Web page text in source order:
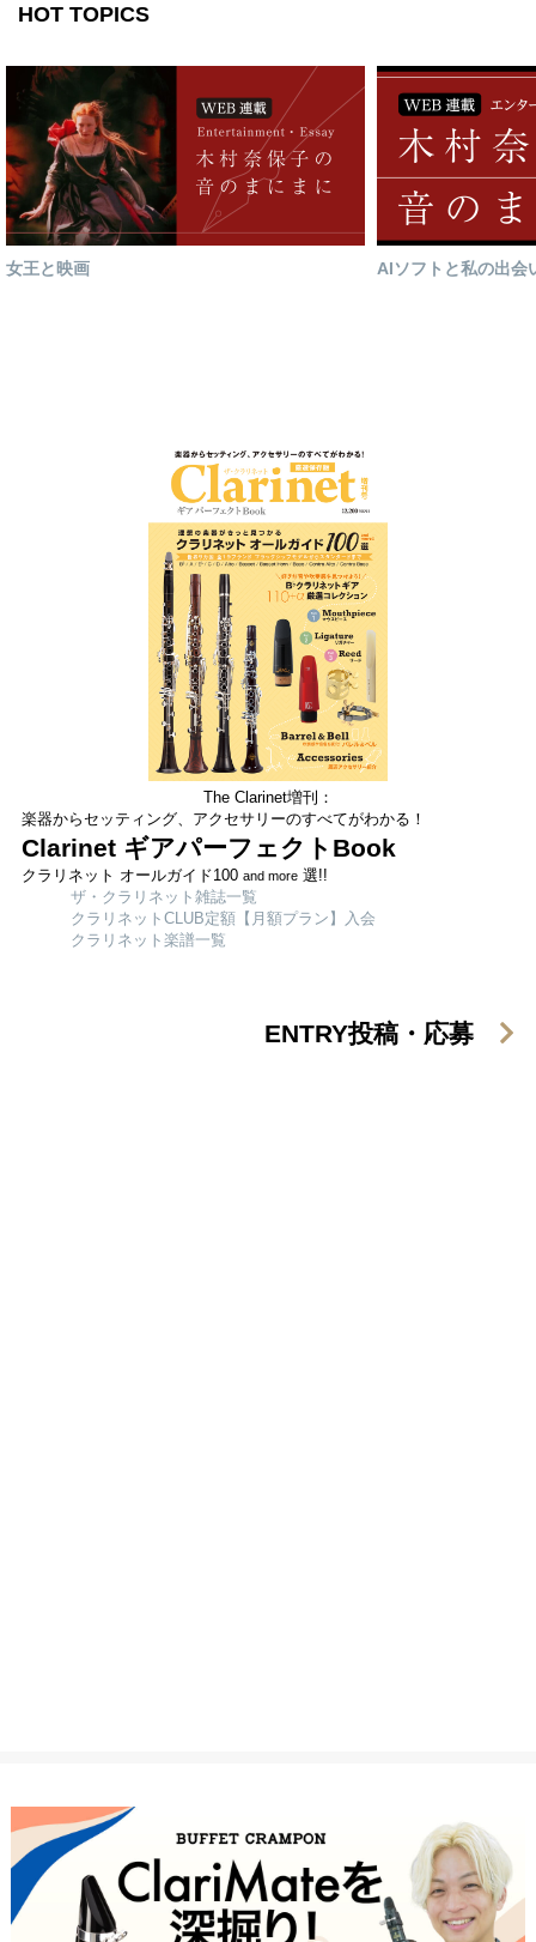
HOT TOPICS
女王と映画 AIソフトと私の出会
The Clarinet増刊：
楽器からセッティング、アクセサリーのすべてがわかる！
Clarinet ギアパーフェクトBook
クラリネット オールガイド100 and more選!!
ザ・クラリネット雑誌一覧
クラリネットCLUB定額【月額プラン】入会
クラリネット楽譜一覧
ENTRY投稿・応募